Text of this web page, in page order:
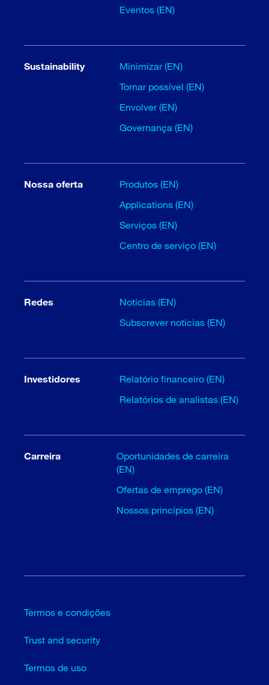
Eventos (EN)
Sustainability
Minimizar (EN)
Tornar possível (EN)
Envolver (EN)
Governança (EN)
Nossa oferta
Produtos (EN)
Applications (EN)
Serviços (EN)
Centro de serviço (EN)
Redes
Notícias (EN)
Subscrever notícias (EN)
Investidores
Relatório financeiro (EN)
Relatórios de analistas (EN)
Carreira
Oportunidades de carreira
(EN)
Ofertas de emprego (EN)
Nossos princípios (EN)
Termos e condições
Trust and security
Termos de uso